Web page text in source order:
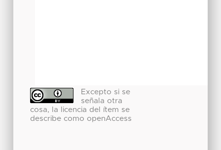
Excepto si se
señala otra
cosa, la licencia del ítem se
describe como openAccess